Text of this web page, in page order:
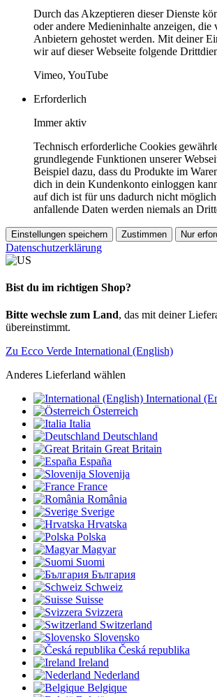
Durch das Akzeptieren dieser Dienste
oder andere Medieninhalte anzeigen, die
Anbietern gehostet werden. Mit deiner
wir auf dieser Webseite folgende
Vimeo, YouTube
Erforderlich
Immer aktiv
Technisch erforderliche Cookies
grundlegende Funktionen unserer
Beispiel dazu, dass du Produkte im
dich in dein Kundenkonto einloggen
auf dich ist für uns dadurch nicht
anfallende Daten werden niemals an
Einstellungen speichern Zustimmen Nur
Datenschutzerklärung
Bist du im richtigen Shop?
Bitte wechsle zum Land, das mit deiner
übereinstimmt.
Zu Ecco Verde International (English)
Anderes Lieferland wählen
International
Österreich
Italia
Deutschland
Great Britain
España
Slovenija
France
România
Sverige
Hrvatska
Polska
Magyar
Suomi
България
Schweiz
Suisse
Svizzera
Switzerland
Slovensko
Česká republika
Ireland
Nederland
Belgique